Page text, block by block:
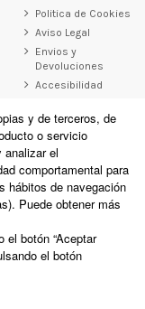
Politica de Cookies
Aviso Legal
Envios y
Devoluciones
Accesibilidad
y de terceros, de
o servicio
analizar el
comportamental para
hábitos de navegación
Puede obtener más
el botón “Aceptar
el botón